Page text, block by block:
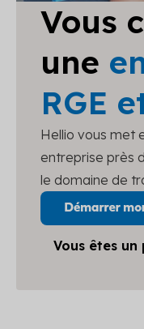
Vous
une
RGE
Hellio vous met
entreprise près
le domaine de
Vous êtes